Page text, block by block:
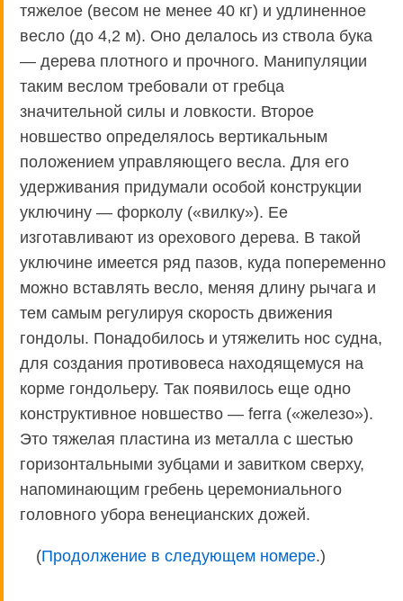
тяжелое (весом не менее 40 кг) и удлиненное
весло (до 4,2 м). Оно делалось из ствола бука
— дерева плотного и прочного. Манипуляции
таким веслом требовали от гребца
значительной силы и ловкости. Второе
новшество определялось вертикальным
положением управляющего весла. Для его
удерживания придумали особой конструкции
уключину — форколу («вилку»). Ее
изготавливают из орехового дерева. В такой
уключине имеется ряд пазов, куда попеременно
можно вставлять весло, меняя длину рычага и
тем самым регулируя скорость движения
гондолы. Понадобилось и утяжелить нос судна,
для создания противовеса находящемуся на
корме гондольеру. Так появилось еще одно
конструктивное новшество — ferra («железо»).
Это тяжелая пластина из металла с шестью
горизонтальными зубцами и завитком сверху,
напоминающим гребень церемониального
головного убора венецианских дожей.
(Продолжение в следующем номере.)